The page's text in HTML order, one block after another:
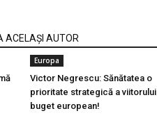
ACELAȘI AUTOR
Europa
Victor Negrescu: Sănătatea o
prioritate strategică a viitorului
buget european!